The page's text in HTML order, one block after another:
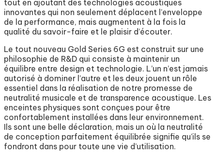
tout en ajoutant des technologies acoustiques
innovantes qui non seulement déplacent l’enveloppe
de la performance, mais augmentent à la fois la
qualité du savoir-faire et le plaisir d’écouter.
Le tout nouveau Gold Series 6G est construit sur une
philosophie de R&D qui consiste à maintenir un
équilibre entre design et technologie. L’un n’est jamais
autorisé à dominer l’autre et les deux jouent un rôle
essentiel dans la réalisation de notre promesse de
neutralité musicale et de transparence acoustique. Les
enceintes physiques sont conçues pour être
confortablement installées dans leur environnement.
Ils sont une belle déclaration, mais un où la neutralité
de conception parfaitement équilibrée signifie qu’ils se
fondront dans pour toute une vie d’utilisation.